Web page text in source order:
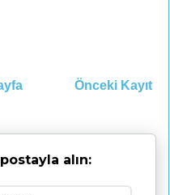
Önceki Kayıt
alın: